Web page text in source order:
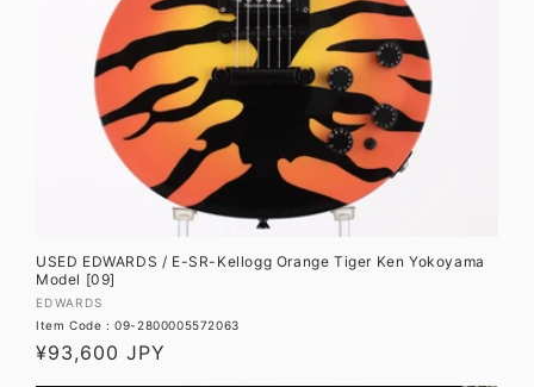
USED EDWARDS / E-SR-Kellogg Orange Tiger Ken Yokoyama
Model [09]
販
売
元:
EDWARDS
Item Code : 09-2800005572063
通
¥93,600 JPY